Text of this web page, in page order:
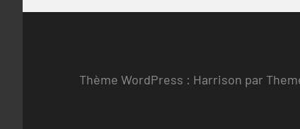
Thème WordPress : Harrison par